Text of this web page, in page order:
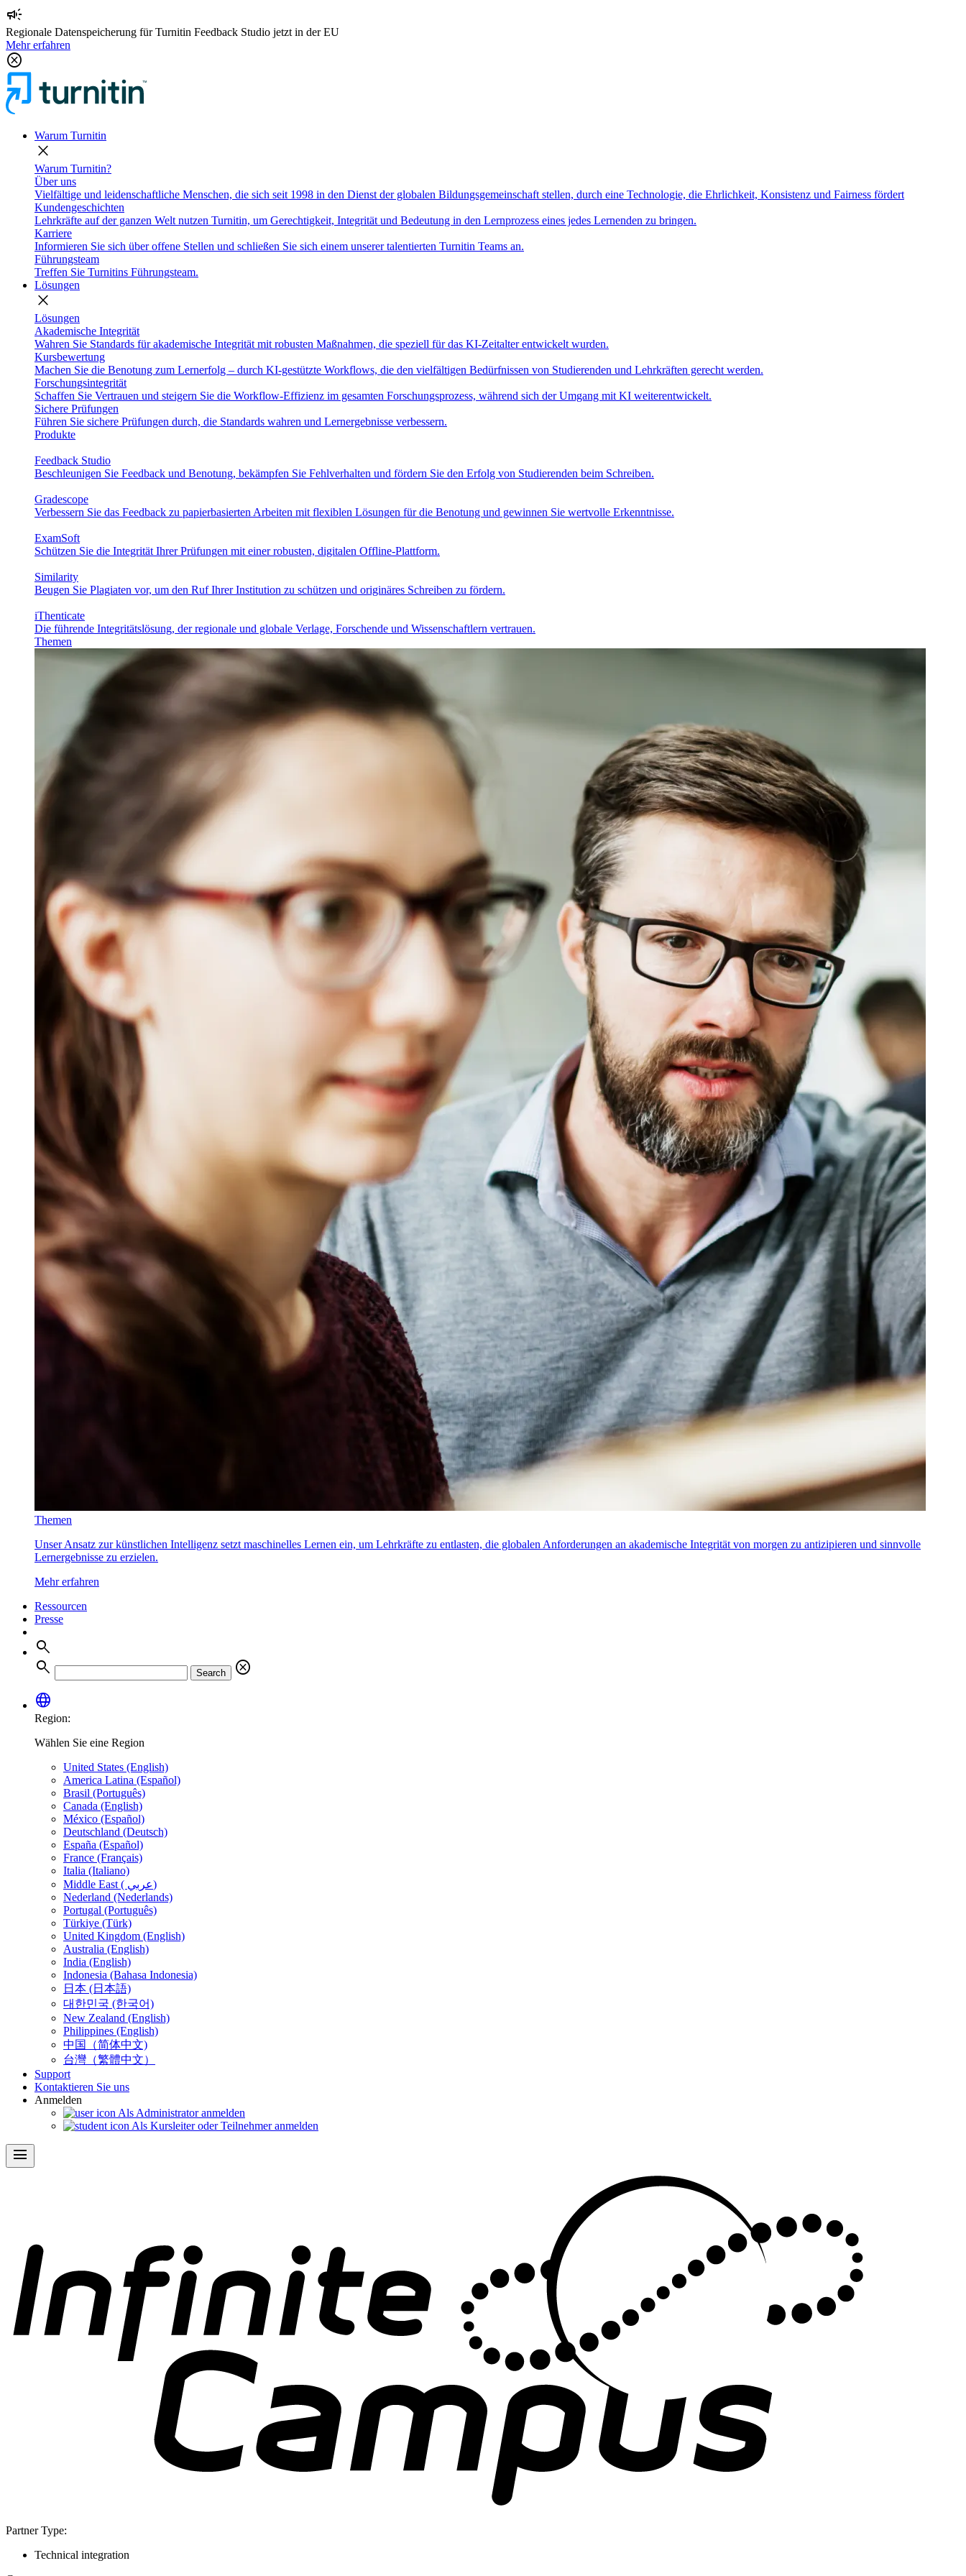
campaign
Regionale Datenspeicherung für Turnitin Feedback Studio jetzt in der EU
Mehr erfahren
cancel
Warum Turnitin
close
Warum Turnitin?
Über uns
Vielfältige und leidenschaftliche Menschen, die sich seit 1998 in den Dienst der globalen Bildungsgemeinschaft stellen, durch eine Technologie, die Ehrlichkeit, Konsistenz und Fairness fördert
Kundengeschichten
Lehrkräfte auf der ganzen Welt nutzen Turnitin, um Gerechtigkeit, Integrität und Bedeutung in den Lernprozess eines jedes Lernenden zu bringen.
Karriere
Informieren Sie sich über offene Stellen und schließen Sie sich einem unserer talentierten Turnitin Teams an.
Führungsteam
Treffen Sie Turnitins Führungsteam.
Lösungen
close
Lösungen
Akademische Integrität
Wahren Sie Standards für akademische Integrität mit robusten Maßnahmen, die speziell für das KI-Zeitalter entwickelt wurden.
Kursbewertung
Machen Sie die Benotung zum Lernerfolg – durch KI-gestützte Workflows, die den vielfältigen Bedürfnissen von Studierenden und Lehrkräften gerecht werden.
Forschungsintegrität
Schaffen Sie Vertrauen und steigern Sie die Workflow-Effizienz im gesamten Forschungsprozess, während sich der Umgang mit KI weiterentwickelt.
Sichere Prüfungen
Führen Sie sichere Prüfungen durch, die Standards wahren und Lernergebnisse verbessern.
Produkte
Feedback Studio
Beschleunigen Sie Feedback und Benotung, bekämpfen Sie Fehlverhalten und fördern Sie den Erfolg von Studierenden beim Schreiben.
Gradescope
Verbessern Sie das Feedback zu papierbasierten Arbeiten mit flexiblen Lösungen für die Benotung und gewinnen Sie wertvolle Erkenntnisse.
ExamSoft
Schützen Sie die Integrität Ihrer Prüfungen mit einer robusten, digitalen Offline-Plattform.
Similarity
Beugen Sie Plagiaten vor, um den Ruf Ihrer Institution zu schützen und originäres Schreiben zu fördern.
iThenticate
Die führende Integritätslösung, der regionale und globale Verlage, Forschende und Wissenschaftlern vertrauen.
Themen
Themen
Unser Ansatz zur künstlichen Intelligenz setzt maschinelles Lernen ein, um Lehrkräfte zu entlasten, die globalen Anforderungen an akademische Integrität von morgen zu antizipieren und sinnvolle
Lernergebnisse zu erzielen.
Mehr erfahren
Ressourcen
Presse
search
search
Search
cancel
language
Region:
Wählen Sie eine Region
United States (English)
America Latina (Español)
Brasil (Português)
Canada (English)
México (Español)
Deutschland (Deutsch)
España (Español)
France (Français)
Italia (Italiano)
Middle East ( عربي)
Nederland (Nederlands)
Portugal (Português)
Türkiye (Türk)
United Kingdom (English)
Australia (English)
India (English)
Indonesia (Bahasa Indonesia)
日本 (日本語)
대한민국 (한국어)
New Zealand (English)
Philippines (English)
中国（简体中文)
台灣（繁體中文）
Support
Kontaktieren Sie uns
Anmelden
Als Administrator anmelden
Als Kursleiter oder Teilnehmer anmelden
menu
Partner Type:
Technical integration